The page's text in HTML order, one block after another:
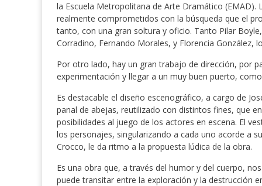
la Escuela Metropolitana de Arte Dramático
realmente comprometidos con la búsqueda que el
tanto, con una gran soltura y oficio. Tanto Pilar
Corradino, Fernando Morales, y Florencia
Por otro lado, hay un gran trabajo de dirección, por
experimentación y llegar a un muy buen puerto,
Es destacable el diseño escenográfico, a cargo de
panal de abejas, reutilizado con distintos fines, que
posibilidades al juego de los actores en escena. El
los personajes, singularizando a cada uno acorde a
Crocco, le da ritmo a la propuesta lúdica de la obra.
Es una obra que, a través del humor y del cuerpo,
puede transitar entre la exploración y la destrucción